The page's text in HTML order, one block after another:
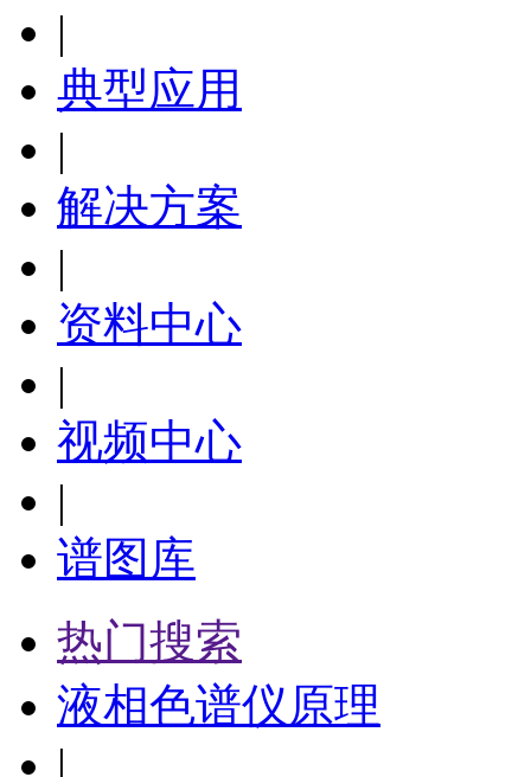
|
典型应用
|
解决方案
|
资料中心
|
视频中心
|
谱图库
热门搜索
液相色谱仪原理
|